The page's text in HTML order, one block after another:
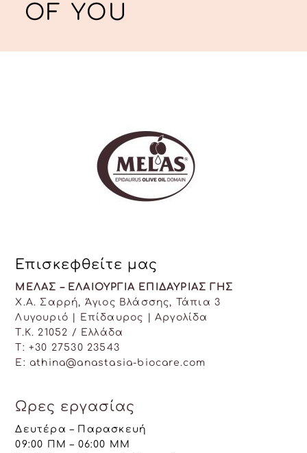
OF YOU
Επισκεφθείτε μας
ΜΕΛΑΣ – ΕΛΑΙΟΥΡΓΙΑ ΕΠΙΔΑΥΡΙΑΣ ΓΗΣ
Χ.Α. Σαρρή, Άγιος Βλάσσης, Τάπια 3
Λυγουριό | Επίδαυρος | Αργολίδα
T.K. 21052 / Ελλάδα
Τ: +30 27530 23543
E: athina@anastasia-biocare.com
Ωρες εργασίας
Δευτέρα – Παρασκευή
09:00 ΠΜ – 06:00 ΜΜ